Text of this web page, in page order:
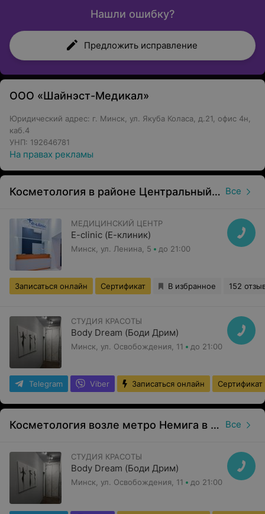
Нашли ошибку?
Предложить исправление
ООО «Шайнэст-Медикал»
Юридический адрес: г. Минск, ул. Якуба Коласа, д.21, офис 4н,
каб.4
УНП: 192646781
На правах рекламы
Косметология в районе Центральный в Минске Все
МЕДИЦИНСКИЙ ЦЕНТР
E-clinic (Е-клиник)
Минск, ул. Ленина, 5 до 21:00
Записаться онлайн Сертификат В избранное 152
СТУДИЯ КРАСОТЫ
Body Dream (Боди Дрим)
Минск, ул. Освобождения, 11 до 21:00
Telegram Viber Записаться онлайн Сертификат
Косметология возле метро Немига в Минске Все
СТУДИЯ КРАСОТЫ
Body Dream (Боди Дрим)
Минск, ул. Освобождения, 11 до 21:00